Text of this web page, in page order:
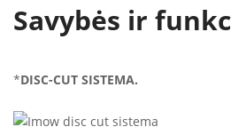
Savybės ir
*DISC-CUT SISTEMA.